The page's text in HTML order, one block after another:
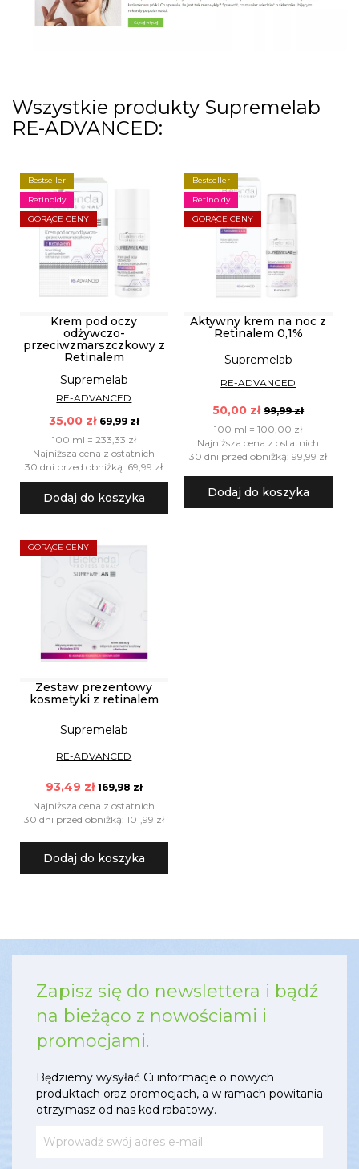
Wszystkie produkty Supremelab
RE-ADVANCED:
Bestseller
Retinoidy
GORĄCE CENY
Krem pod oczy
odżywczo-
przeciwzmarszczkowy z
Retinalem
Supremelab
RE-ADVANCED
35,00 zł 69,99 zł
100 ml = 233,33 zł
Najniższa cena z ostatnich
30 dni przed obniżką: 69,99 zł
Dodaj do koszyka
Bestseller
Retinoidy
GORĄCE CENY
Aktywny krem na noc z
Retinalem 0,1%
Supremelab
RE-ADVANCED
50,00 zł 99,99 zł
100 ml = 100,00 zł
Najniższa cena z ostatnich
30 dni przed obniżką: 99,99 zł
Dodaj do koszyka
GORĄCE CENY
Zestaw prezentowy
kosmetyki z retinalem
Supremelab
RE-ADVANCED
93,49 zł 169,98 zł
Najniższa cena z ostatnich
30 dni przed obniżką: 101,99 zł
Dodaj do koszyka
Zapisz się do newslettera i bądź
na bieżąco z nowościami i
promocjami.
Będziemy wysyłać Ci informacje o nowych
produktach oraz promocjach, a w ramach powitania
otrzymasz od nas kod rabatowy.